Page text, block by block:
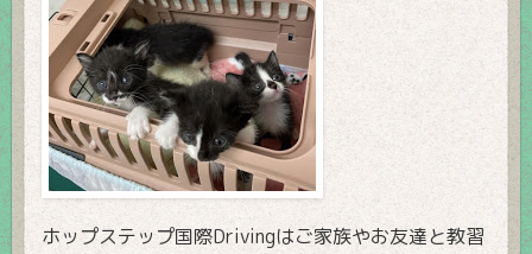
ホップステップ国際Drivingはご家族やお友達と教習